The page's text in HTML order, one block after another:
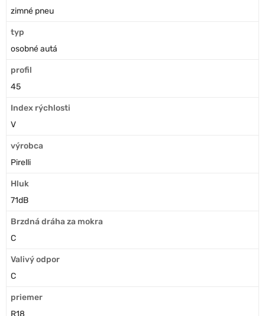
zimné pneu
typ
osobné autá
profil
45
Index rýchlosti
V
výrobca
Pirelli
Hluk
71dB
Brzdná dráha za mokra
C
Valivý odpor
C
priemer
R18